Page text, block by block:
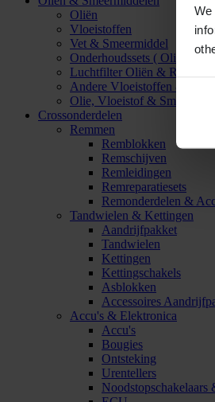
Oliën
Vloeistoffen
Vet & Smeermiddel
Onderhoudssets ( Olie &
Luchtfilter Oliën & Reinigers
Andere Vloeistoffen &
Olie, Vloeistof &
Crossonderdelen
Remmen
Remblokken
Remschijven
Remleidingen
Remreparatiesets
Remonderdelen &
Tandwielen & Kettingen
Aandrijfpakket
Tandwielen
Kettingen
Kettingschakels
Asblokken
Accessoires
Accu's & Elektronica
Accu's
Bougies
Ontsteking
Urentellers